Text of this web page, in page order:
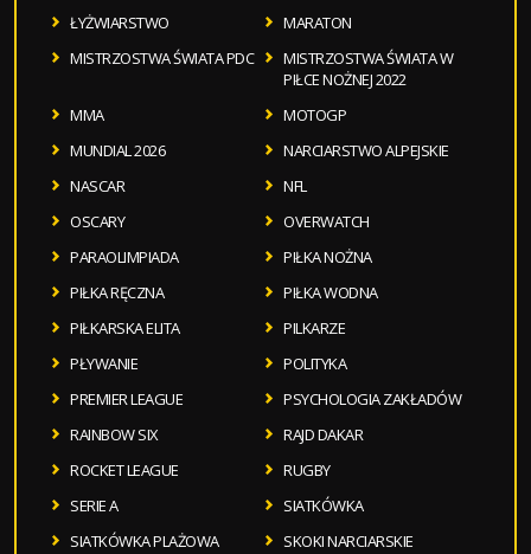
ŁYŻWIARSTWO
MARATON
MISTRZOSTWA ŚWIATA PDC
MISTRZOSTWA ŚWIATA W
PIŁCE NOŻNEJ 2022
MMA
MOTOGP
MUNDIAL 2026
NARCIARSTWO ALPEJSKIE
NASCAR
NFL
OSCARY
OVERWATCH
PARAOLIMPIADA
PIŁKA NOŻNA
PIŁKA RĘCZNA
PIŁKA WODNA
PIŁKARSKA ELITA
PILKARZE
PŁYWANIE
POLITYKA
PREMIER LEAGUE
PSYCHOLOGIA ZAKŁADÓW
RAINBOW SIX
RAJD DAKAR
ROCKET LEAGUE
RUGBY
SERIE A
SIATKÓWKA
SIATKÓWKA PLAŻOWA
SKOKI NARCIARSKIE